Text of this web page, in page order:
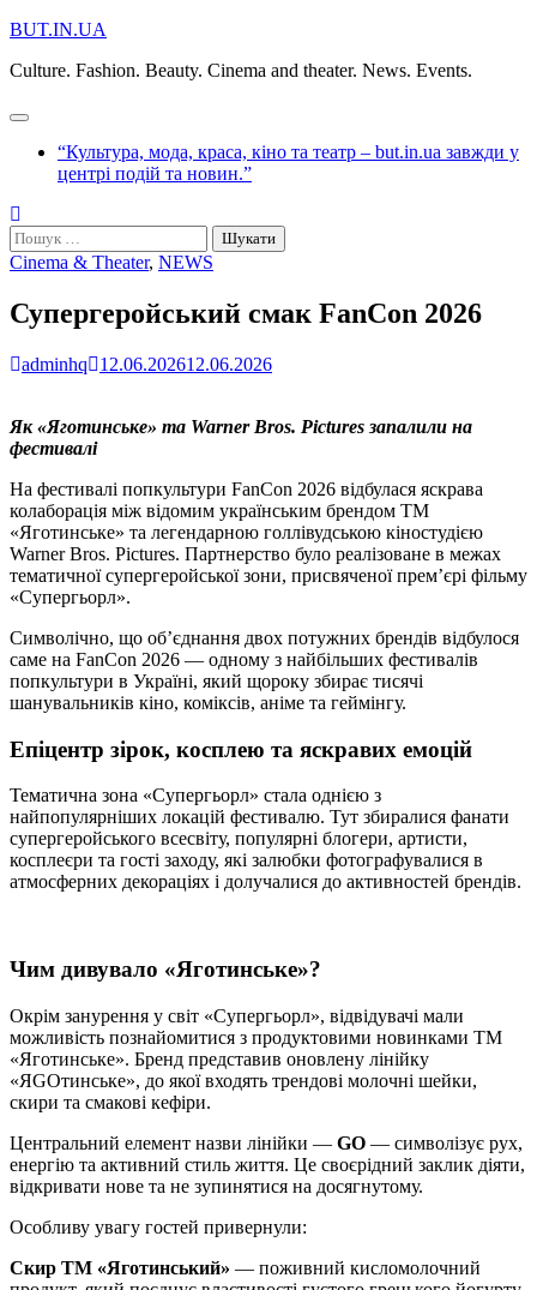
Перейти
вмісту
BUT.IN.UA
Culture. Fashion. Beauty. Cinema and theater. News. Events.
“Культура, мода, краса, кіно та театр – but.in.ua завжди у
центрі подій та новин.”
Пошук:
Cinema & Theater, NEWS
Супергеройський смак FanCon 2026
adminhq 12.06.202612.06.2026
Як «Яготинське» та Warner Bros. Pictures запалили на
фестивалі
На фестивалі попкультури FanCon 2026 відбулася яскрава
колаборація між відомим українським брендом ТМ
«Яготинське» та легендарною голлівудською кіностудією
Warner Bros. Pictures. Партнерство було реалізоване в межах
тематичної супергеройської зони, присвяченої прем’єрі фільму
«Супергьорл».
Символічно, що об’єднання двох потужних брендів відбулося
саме на FanCon 2026 — одному з найбільших фестивалів
попкультури в Україні, який щороку збирає тисячі
шанувальників кіно, коміксів, аніме та геймінгу.
Епіцентр зірок, косплею та яскравих емоцій
Тематична зона «Супергьорл» стала однією з
найпопулярніших локацій фестивалю. Тут збиралися фанати
супергеройського всесвіту, популярні блогери, артисти,
косплеєри та гості заходу, які залюбки фотографувалися в
атмосферних декораціях і долучалися до активностей брендів.
Чим дивувало «Яготинське»?
Окрім занурення у світ «Супергьорл», відвідувачі мали
можливість познайомитися з продуктовими новинками ТМ
«Яготинське». Бренд представив оновлену лінійку
«ЯGOтинське», до якої входять трендові молочні шейки,
скири та смакові кефіри.
Центральний елемент назви лінійки — GO — символізує рух,
енергію та активний стиль життя. Це своєрідний заклик діяти,
відкривати нове та не зупинятися на досягнутому.
Особливу увагу гостей привернули:
Скир ТМ «Яготинський» — поживний кисломолочний